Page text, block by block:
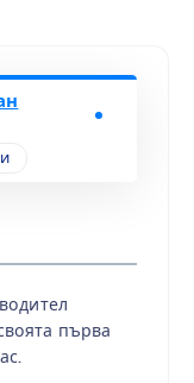
първа